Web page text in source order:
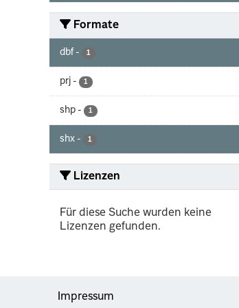
Formate
dbf - 1
prj - 1
shp - 1
shx - 1
Lizenzen
Für diese Suche wurden keine
Lizenzen gefunden.
Impressum